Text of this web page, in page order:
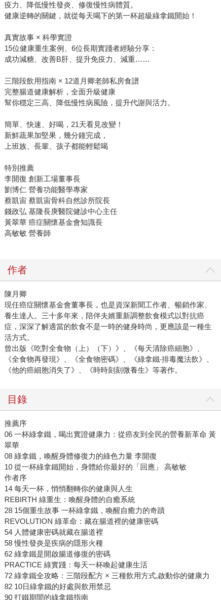
疫力、降低慢性發炎、修復慢性病體質。
健康逆轉的關鍵，就從每天喝下的第一杯超級綠拿鐵開始！
真實故事 × 科學實證
15位健康重生案例、6位長期實踐者經驗分享：
成功減糖、改善B肝、提升免疫力、減重……
三階段飲用指南 × 12道月卿老師私房食譜
完整腸道健康解析，全面升級健康
幫你穩定三高、降低慢性病風險，提升代謝與活力。
簡單、快速、好喝，21天看見改變！
新鮮蔬果加堅果，幾分鐘完成，
上班族、長輩、孩子都能輕鬆喝
特別推薦
李開復 創新工場董事長
劉博仁 營養功能醫學專家
蔡凱宙 蔡凱宙骨科自然診所院長
錢政弘 基隆長庚醫院健診中心主任
黃翠華 癌症關懷基金會知識長
高敏敏 營養師
作者
陳月卿
現任癌症關懷基金會董事長，也是資深新聞工作者、暢銷作家、
養生達人。三十多年來，陪伴夫婿重新調整飲食模式以對抗癌
症，深深了解適當的飲食不是一時的健身時尚，更應該是一種生
活方式。
曾出版《吃對全食物（上）（下）》、《每天清除癌細胞》、
《全食物再發現》、《全食物密碼》、《綠拿鐵‧排毒魔法飲》、
《他的癌細胞消失了》、《時時刻刻微養生》等著作。
目錄
推薦序
06 一杯綠拿鐵，喝出實證健康力：從癌友到全民的營養新革命 黃
翠華
08 綠拿鐵，喚醒身體修復力的綠色力量 李開復
10 從一杯綠拿鐵開始，身體給你最好的「回應」 高敏敏
作者序
14 每天一杯，悄悄翻轉你的健康與人生
REBIRTH 綠重生：喚醒身體的自癒系統
28 15個重生故事 一杯綠拿鐵，喚醒自癒力的奇蹟
REVOLUTION 綠革命：藏在腸道裡的健康密碼
54 人體健康密碼就藏在腸道裡
58 慢性發炎是疾病的隱形火種
62 綠拿鐵是開啟腸道修復的密碼
PRACTICE 綠實踐：每天一杯喚起健康生活
72 綠拿鐵全攻略：三階段配方 × 三種飲用方式,啟動你的健康力
82 10日綠拿鐵的好處與飲用禁忌
90 打鐵期間的綠拿鐵指南